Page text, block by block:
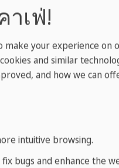
าเฟ่!
make your experience on
and similar
and how we can
intuitive browsing.
bugs and enhance the